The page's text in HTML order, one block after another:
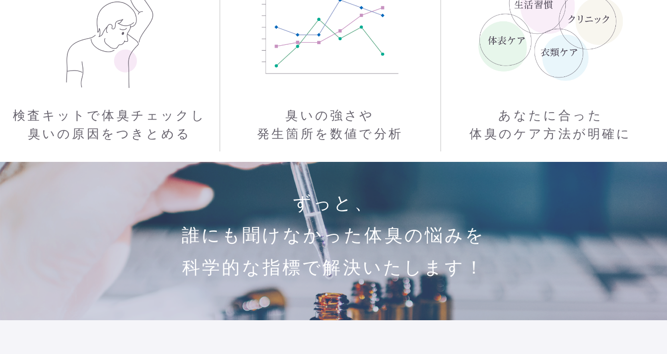
検査キットで体臭チェックし
臭いの原因をつきとめる
臭いの強さや
発生箇所を数値で分析
あなたに合った
体臭のケア方法が明確に
ずっと、
誰にも聞けなかった体臭の悩みを
科学的な指標で解決いたします！